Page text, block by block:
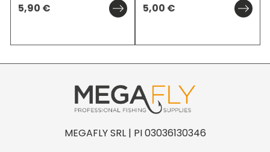
5,90 € 5,00 €
MEGAFLY SRL | PI 03036130346